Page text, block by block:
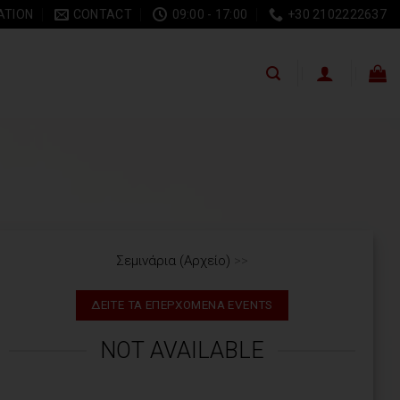
CONTACT 09:00 - 17:00 +30 2102222637
Σεμινάρια (Αρχείο) >>
ΔΕΙΤΕ ΤΑ ΕΠΕΡΧΟΜΕΝΑ EVENTS
NOT AVAILABLE